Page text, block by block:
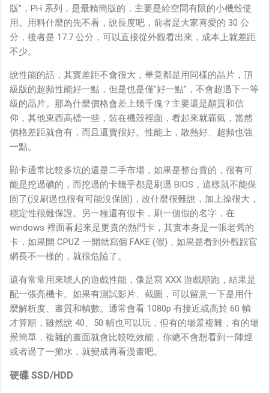
版"，PH 系列，是最精簡版的，主要是給空間有限的小機殼使
用。用料什麼的先不看，說長度吧，前者是大家喜愛的 30 公
分，後者是 17.7 公分，可以直接從外觀看出來，成本上就差距
不少。
說性能的話，其實差距不會很大，畢竟都是用同樣的晶片，頂
級版的超頻性能好一點，但是也是僅"好一點"，不會超過下一等
級的晶片。那為什麼價格會差上幾千塊？主要還是顏質和信
仰，其他東西高檔一些，裝在機殼裡面，看起來就霸氣，當然
價格差距就會有，而且還賣很好。性能上，散熱好、超頻也強
一點。
顯卡通常比較多坑的還是二手市場，如果是整台賣的，很有可
能是挖過礦的，而挖過的卡幾乎都是刷過 BIOS，這樣就不能保
固了(沒刷過也很有可能沒保固)，改什麼很難說，加上操很大，
穩定性很難保證。另一種還有假卡，刷一個假的名字，在
windows 裡面看起來是更貴的熱門卡，其實本身是一張老舊的
卡，如果開 CPUZ 一開就寫個 FAKE (假)，如果是看到外觀跟官
網長不一樣的，就很危險了。
還有常常用來唬人的遊戲性能，像是寫 XXX 遊戲順跑，結果是
配一張亮機卡。如果有測試影片、截圖，可以留意一下是用什
麼解析度、畫質和幀數。通常會看 1080p 有接近或高於 60 幀
才算順，雖然說 40、50 幀也可以玩，但有的場景複雜，有的場
景簡單，複雜的畫面就會比較吃效能，你總不會想看到一陣煙
或者過了一攤水，就變成再看漫畫吧。
硬碟 SSD/HDD